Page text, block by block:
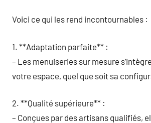
Voici ce qui les rend incontournables :
1. **Adaptation parfaite** :
– Les menuiseries sur mesure
votre espace, quel que soit sa
2. **Qualité supérieure** :
– Conçues par des artisans qualifiés,